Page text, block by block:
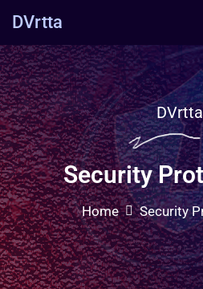
DVrtta
DVrtta
Security
Home Security